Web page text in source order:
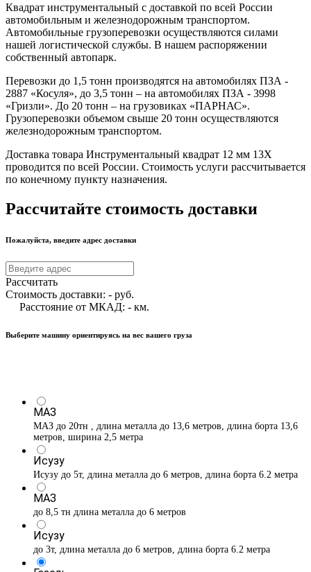
Квадрат инструментальный с доставкой по всей России
автомобильным и железнодорожным транспортом.
Автомобильные грузоперевозки осуществляются силами
нашей логистической службы. В нашем распоряжении
собственный автопарк.
Перевозки до 1,5 тонн производятся на автомобилях ПЗА -
2887 «Косуля», до 3,5 тонн – на автомобилях ПЗА - 3998
«Гризли». До 20 тонн – на грузовиках «ПАРНАС».
Грузоперевозки объемом свыше 20 тонн осуществляются
железнодорожным транспортом.
Доставка товара Инструментальный квадрат 12 мм 13Х
проводится по всей России. Стоимость услуги рассчитывается
по конечному пункту назначения.
Рассчитайте стоимость доставки
Пожалуйста, введите адрес доставки
Рассчитать
Стоимость доставки: - руб.
Расстояние от МКАД: - км.
Выберите машину ориентируясь на вес вашего груза
МАЗ
МАЗ до 20тн , длина металла до 13,6 метров, длина борта 13,6
метров, ширина 2,5 метра
Исузу
Исузу до 5т, длина металла до 6 метров, длина борта 6.2 метра
МАЗ
до 8,5 тн длина металла до 6 метров
Исузу
до 3т, длина металла до 6 метров, длина борта 6.2 метра